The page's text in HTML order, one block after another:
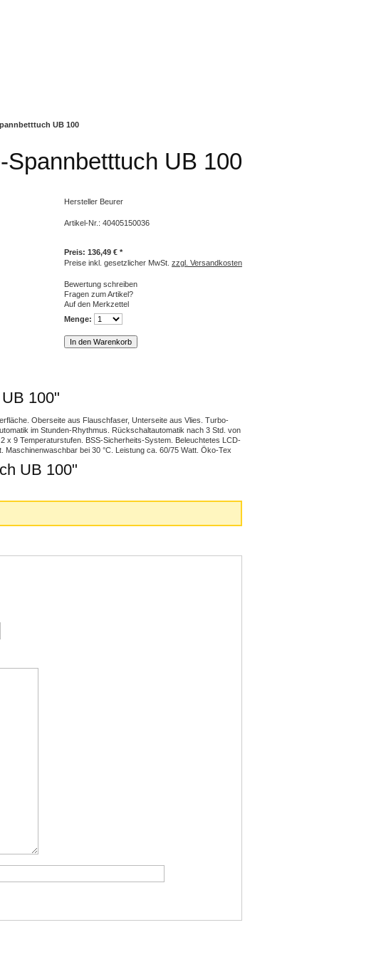
UB 100
Spannbetttuch UB 100
Hersteller Beurer
Artikel-Nr.: 40405150036
Preis: 136,49 € *
Preise inkl. gesetzlicher MwSt. zzgl. Versandkosten
Bewertung schreiben
Fragen zum Artikel?
Auf den Merkzettel
Menge:
100"
Oberseite aus Flauschfaser, Unterseite aus Vlies. Turbo-
im Stunden-Rhythmus. Rückschaltautomatik nach 3 Std. von
x 9 Temperaturstufen. BSS-Sicherheits-System. Beleuchtetes LCD-
bei 30 °C. Leistung ca. 60/75 Watt. Öko-Tex
UB 100"